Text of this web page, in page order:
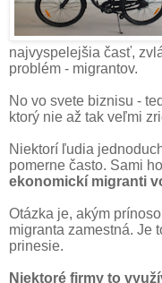
najvyspelejšia časť,
problém - migrantov.
No vo svete biznisu -
ktorý nie až tak veľmi
Niektorí ľudia
pomerne často. Sami
ekonomickí migranti
Otázka je, akým
migranta zamestná. Je
prinesie.
Niektoré firmy to